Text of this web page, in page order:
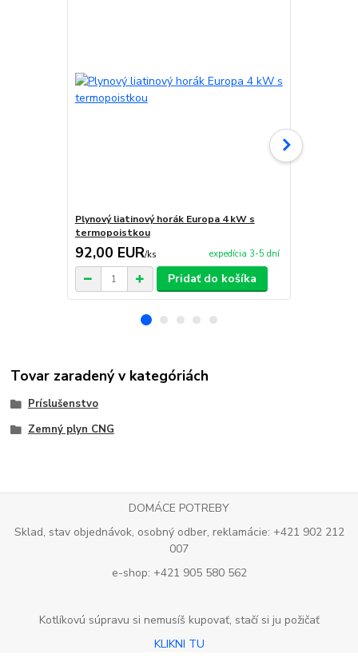
Plynový liatinový horák Europa 4 kW s
termopoistkou
92,00 EUR/ks expedícia 3-5 dní
Pridať do košíka
Tovar zaradený v kategóriách
Príslušenstvo
Zemný plyn CNG
DOMÁCE POTREBY
Sklad, stav objednávok, osobný odber, reklamácie: +421 902 212
007
e-shop: +421 905 580 562
Kotlíkovú súpravu si nemusíš kupovať, stačí si ju požičať
KLIKNI TU